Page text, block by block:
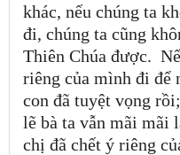
khác, nếu chúng ta
đi, chúng ta cũng
Thiên Chúa được.
riêng của mình đi để
con đã tuyệt vọng
lẽ bà ta vẫn mãi mãi
chị đã chết ý riêng